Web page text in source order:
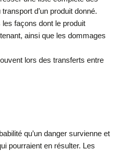
d’un produit donné.
façons dont le produit
ainsi que les dommages
lors des transferts entre
qu’un danger survienne et
pourraient en résulter. Les